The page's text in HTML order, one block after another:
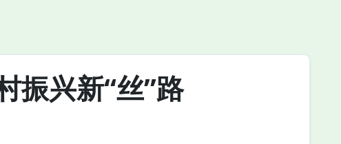
振兴新“丝”路